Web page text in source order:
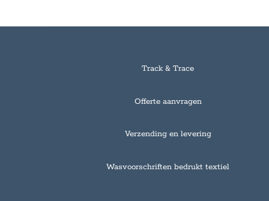
Track & Trace
Offerte aanvragen
Verzending en levering
Wasvoorschriften bedrukt textiel